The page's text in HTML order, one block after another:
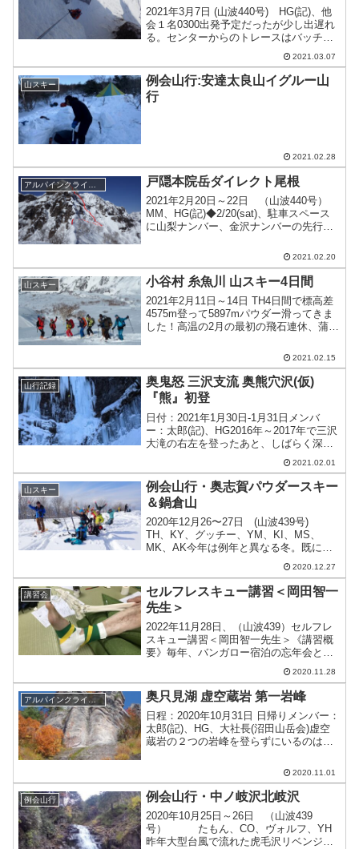
2021年3月7日 (山波440号) HG(記)、他
会１名0300出発予定だったが少し出遅れ
る。センターからのトレースはバッチ
でok。一ノ倉出合から先は本日朝のもの
と思われるトレースありラッキー。幽ノ
沢出...
2021.03.07
山スキー
例会山行:安達太良山イグルー山
行
2021.02.28
戸隠本院岳ダイレクト尾根
2021年2月20日～22日 （山波440号）
MM、HG(記)◆2/20(sat)、駐車スペース
に山梨ナンバー、金沢ナンバーの先行P
曜日の入山、金沢Pと話したところ彼ら
はP1尾根とのこと。直後に3人組の...
2021.02.20
山スキー 小谷村 糸魚川 山スキー4日間
2021年2月11日～14日 TH4日間で標高差
4575m登って5897mパウダー滑ってきま
した！高温の2月の最初の飛石連休、蒲原
ラックパウダーを滑ってきました。さす
がに最終日の白鳥山は重かったけど。年
寄...
2021.02.15
山行記録
奥鬼怒 三沢支流 奥熊穴沢(仮)
『熊』初登
日付：2021年1月30日-1月31日メンバ
ー：太郎(記)、HG2016年～2017年で三沢
大滝の右左を登ったあと、しばらく深沢
ましたが、三沢大滝のアプローチ中にチ
ラっと見えていた氷瀑が気がかりでし
た。深...
2021.02.01
山スキー
例会山行・奥志賀パウダースキー
＆鍋倉山
2020年12月26〜27日 (山波439号)
TH、KY、グッチー、YM、KI、MS、
MK、AK今年は例年と異なる冬。既に記
録的な豪雪、これがラニーニャ現象？
その影響でジェットストリームが蛇行。
北極圏の強力な寒気や記録的な
1084hPa...
2020.12.27
講習会
セルフレスキュー講習＜岡田智一
先生＞
2022年11月28日、（山波439）セルフレ
スキュー講習＜岡田智一先生＞《講習概
要》毎年、バンガロー宿泊の忘年会と当
時に２日にわたり開催されていた講習会
だったが、今年は忘年会が新型コロナの
影響で中止となり、１日の講習のみ実施
されることにな...
2020.11.28
奥只見湖 虚空蔵岩 第一岩峰
日程：2020年10月31日 日帰りメンバー：
太郎(記)、HG、大社長(沼田山岳会)虚空
蔵岩の２つの岩峰を登らずにいるのは中
て再訪。今回は左の岩峰を登りました。
出廷時点は曇って寒々しかったけど徐々
に晴れて...
2020.11.01
例会山行 例会山行・中ノ岐沢北岐沢
2020年10月25日～26日 （山波439
号） たもん、CO、ヴォルフ、YH
昨年大型台風で流れた虎毛沢リベンジ企